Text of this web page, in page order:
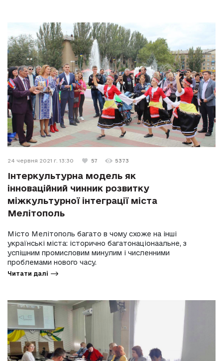
24 червня 2021 г. 13:30 57 5373
Інтеркультурна модель як
інноваційний чинник розвитку
міжкультурної інтеграції міста
Мелітополь
Місто Мелітополь багато в чому схоже на інші
українські міста: історично багатонаціонаальне, з
успішним промисловим минулим і численними
проблемами нового часу.
Читати далі